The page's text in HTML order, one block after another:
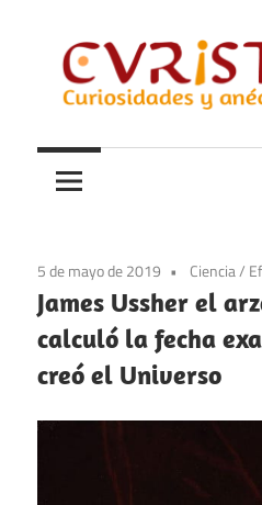
contenido
Curistoria
y
anécdotas
historia
5 de mayo de 2019 Ciencia/
James Ussher el
calculó la fecha
creó el Universo